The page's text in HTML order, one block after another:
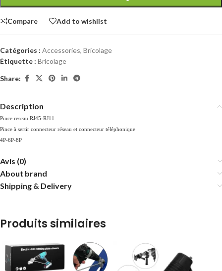
Compare Add to wishlist
Catégories : Accessories, Bricolage
Étiquette : Bricolage
Share:
Description
Pince reseau RJ45-RJ11
Pince à sertir connecteur réseau et connecteur téléphonique
4P-6P-8P
Avis (0)
About brand
Shipping & Delivery
Produits similaires